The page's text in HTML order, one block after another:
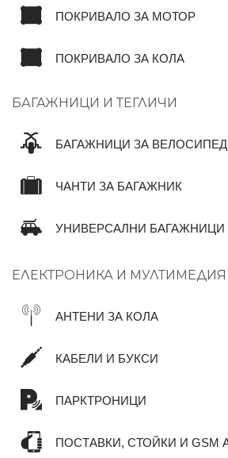
ПОКРИВАЛО ЗА МОТОР
ПОКРИВАЛО ЗА КОЛА
БАГАЖНИЦИ И ТЕГЛИЧИ
БАГАЖНИЦИ ЗА
ЧАНТИ ЗА БАГАЖНИК
УНИВЕРСАЛНИ БАГАЖНИЦИ
ЕЛЕКТРОНИКА И МУЛТИМЕДИЯ
АНТЕНИ ЗА КОЛА
КАБЕЛИ И БУКСИ
ПАРКТРОНИЦИ
ПОСТАВКИ, СТОЙКИ И GSM